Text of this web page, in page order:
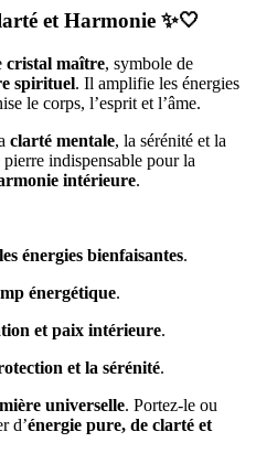
et Harmonie ✨🤍
cristal maître, symbole de
spirituel. Il amplifie les énergies
le corps, l’esprit et l’âme.
clarté mentale, la sérénité et la
indispensable pour la
intérieure.
énergies bienfaisantes.
énergétique.
et paix intérieure.
et la sérénité.
universelle. Portez-le ou
d’énergie pure, de clarté et